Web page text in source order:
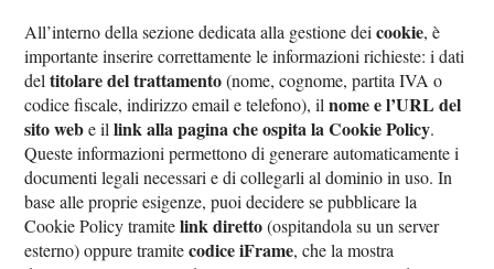
All’interno della sezione dedicata alla gestione deicookie, è
importante inserire correttamente le informazioni richieste: i dati
deltitolare del trattamento(nome, cognome, partita IVA o
codice fiscale, indirizzo email e telefono), ilnome e l’URL del
sito webe illink alla pagina che ospita la Cookie Policy.
Queste informazioni permettono di generare automaticamente i
documenti legali necessari e di collegarli al dominio in uso. In
base alle proprie esigenze, puoi decidere se pubblicare la
Cookie Policy tramitelink diretto(ospitandola su un server
esterno) oppure tramitecodice iFrame, che la mostra